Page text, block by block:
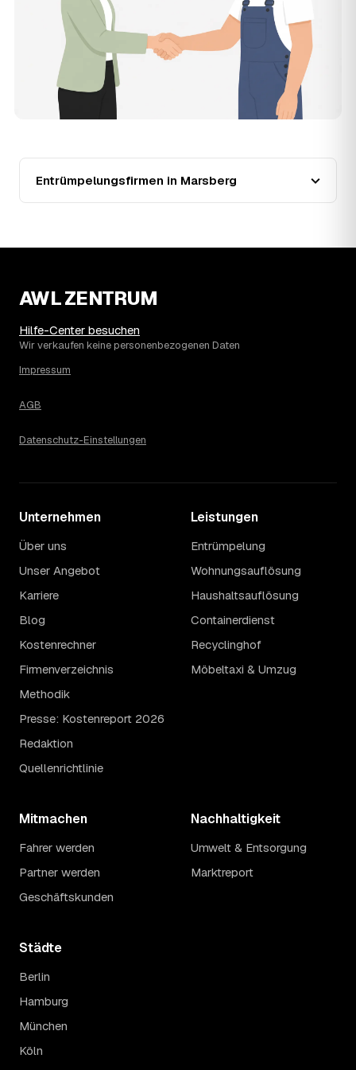
muss, und erhalten mehrere Festpreis-Angebote geprüfter
Entrümpler aus Marsberg zum Vergleichen. Bezahlt wird
nur der Entrümpler, den Sie selbst auswählen.
Was kostet die Entrümpelung einer normalen
Wohnung in Marsberg?
Für eine durchschnittliche Wohnung mit rund 65 m² liegen
die Kosten in Marsberg bei etwa 1.840 €, das entspricht
(Etage, Aufzug), Menge und Sperrmüllanteil verschieben
den Preis nach oben oder unten — den genauen
Festpreis nennt Ihnen der Entrümpler nach kurzer
Beschreibung.
Eine Prognose lässt sich daraus nicht ableiten, aber die
aktuelle Preisniveau als Festpreis — unabhängig davon,
wie sich der Markt weiterentwickelt.
3.470 € in Marsberg?
Die Spanne ergibt sich vor allem aus Menge und
Etage ohne Aufzug oder viel Sperrmüll eher am oberen.
Sondermüllanteil verschieben den Endpreis. Den genauen
kostenlosen Einschätzung.
Entrümpelungsfirmen in Marsberg
AWL ZENTRUM
Hilfe-Center besuchen
Wir verkaufen keine personenbezogenen Daten
Impressum
AGB
Datenschutz-Einstellungen
Unternehmen
Über uns
Unser Angebot
Karriere
Blog
Kostenrechner
Firmenverzeichnis
Methodik
Presse: Kostenreport 2026
Redaktion
Quellenrichtlinie
Leistungen
Entrümpelung
Wohnungsauflösung
Haushaltsauflösung
Containerdienst
Recyclinghof
Möbeltaxi & Umzug
Mitmachen
Fahrer werden
Partner werden
Geschäftskunden
Nachhaltigkeit
Umwelt & Entsorgung
Marktreport
Städte
Berlin
Hamburg
München
Köln